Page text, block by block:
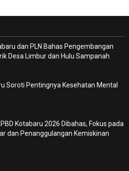
dan PLN Bahas Pengembangan
Desa Limbur dan Hulu Sampanah
Soroti Pentingnya Kesehatan Mental
Kotabaru 2026 Dibahas, Fokus pada
dan Penanggulangan Kemiskinan